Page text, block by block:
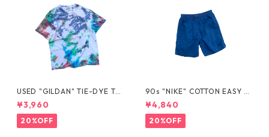
USED "GILDAN" TIE-DYE TE
E
¥3,960
20%OFF
90s "NIKE" COTTON EASY S
HORTS
¥4,840
20%OFF